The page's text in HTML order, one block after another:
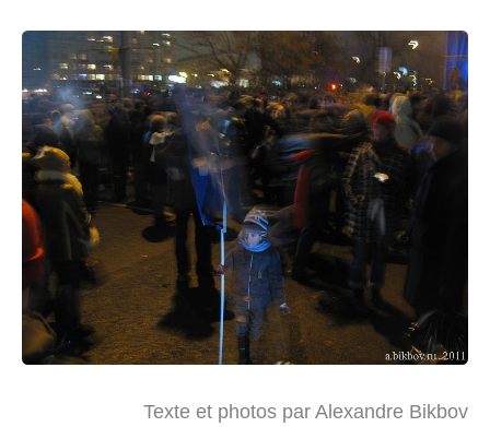
Texte et photos par Alexandre Bikbov